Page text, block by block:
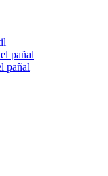
pañal
pañal